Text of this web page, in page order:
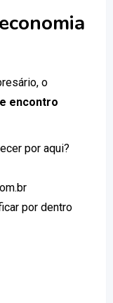
o
encontro
por aqui?
por dentro